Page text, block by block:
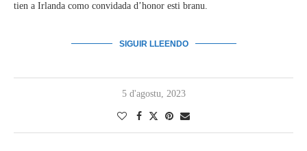
tien a Irlanda como convidada d’honor esti branu.
SIGUIR LLEENDO
5 d'agostu, 2023